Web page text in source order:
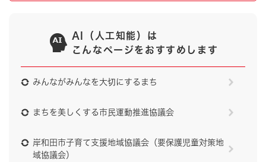
AI（人工知能）は
こんなページをおすすめします
みんながみんなを大切にするまち
まちを美しくする市民運動推進協議会
岸和田市子育て支援地域協議会（要保護児童対策地
域協議会）